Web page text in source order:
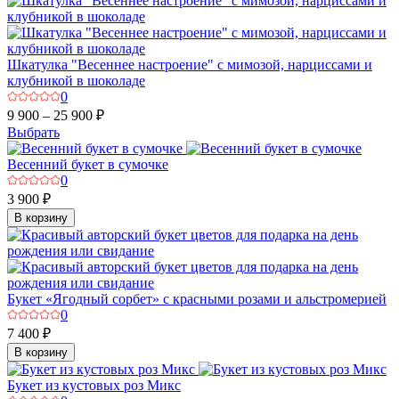
Шкатулка "Весеннее настроение" с мимозой, нарциссами и
клубникой в шоколаде
0
9 900 – 25 900 ₽
Выбрать
Весенний букет в сумочке
0
3 900 ₽
В корзину
Букет «Ягодный сорбет» с красными розами и альстромерией
0
7 400 ₽
В корзину
Букет из кустовых роз Микс